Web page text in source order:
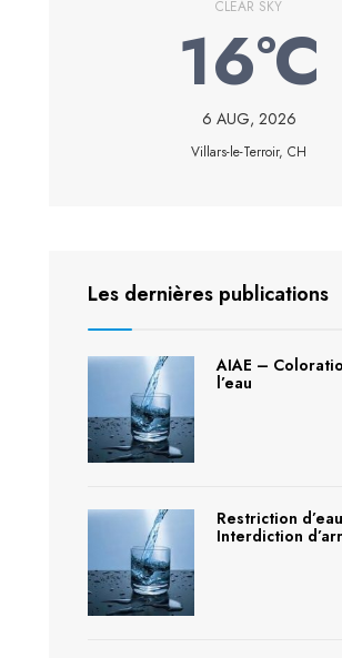
CLEAR SKY
16°C
6 AUG, 2026
Villars-le-Terroir, CH
Les dernières publications
AIAE –
l’eau
Restriction
Interdiction